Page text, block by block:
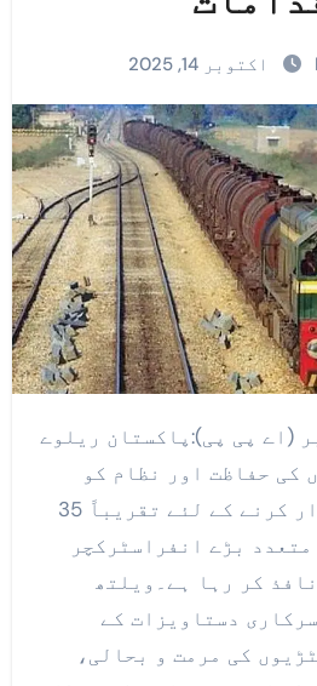
اکتوبر 14, 2025
کی حفاظت اور نظام کو
جدید خطوط پر استوار کرنے کے لئے تقریباً 35
بڑے انفراسٹرکچر
کر رہا ہے۔ویلتھ
دستاویزات کے
کی مرمت و بحالی،